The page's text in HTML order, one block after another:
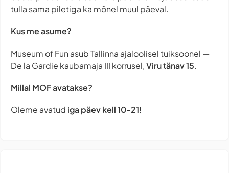
tulla sama piletiga ka mõnel muul päeval.
Kus me asume?
Museum of Fun asub Tallinna ajaloolisel tuiksoonel —
De la Gardie kaubamaja III korrusel,Viru tänav 15.
Millal MOF avatakse?
Oleme avatud iga päevkell 10-21!